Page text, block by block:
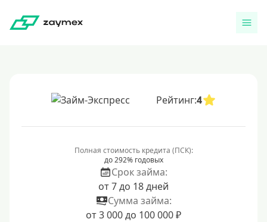
Рейтинг:4
Полная стоимость кредита (ПСК):
до 292% годовых
Срок займа:
от 7 до 18 дней
Сумма займа:
от 3 000 до 100 000 ₽